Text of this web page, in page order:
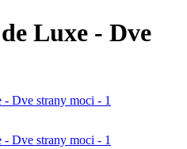
Luxe - Dve